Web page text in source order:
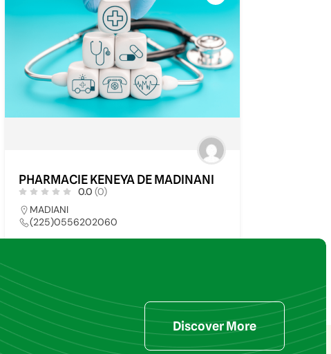
PHARMACIE KENEYA DE MADINANI
0.0 (0)
MADIANI
(225)0556202060
Discover More